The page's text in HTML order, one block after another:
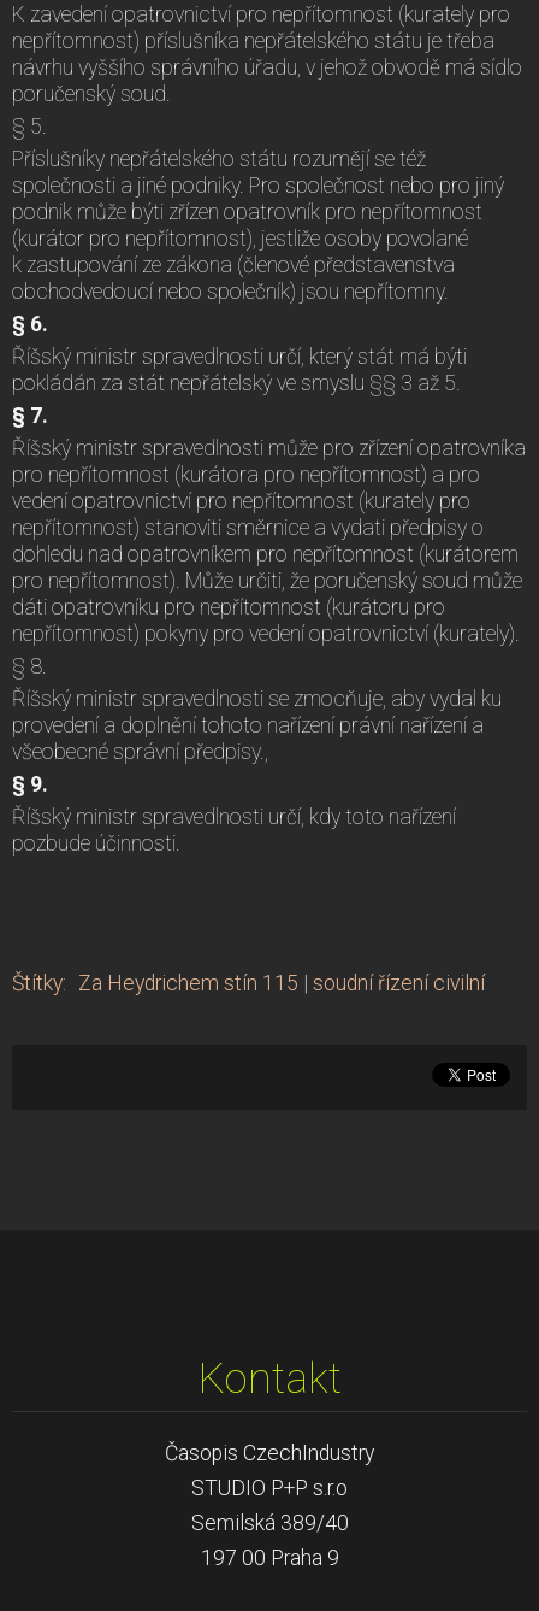
K zavedení opatrovnictví pro nepřítomnost (kurately pro
nepřítomnost) příslušníka nepřátelského státu je třeba
návrhu vyššího správního úřadu, v jehož obvodě má sídlo
poručenský soud.
§ 5.
Příslušníky nepřátelského státu rozumějí se též
společnosti a jiné podniky. Pro společnost nebo pro jiný
podnik může býti zřízen opatrovník pro nepřítomnost
(kurátor pro nepřítomnost), jestliže osoby povolané
k zastupování ze zákona (členové představenstva
obchodvedoucí nebo společník) jsou nepřítomny.
§ 6.
Říšský ministr spravedlnosti určí, který stát má býti
pokládán za stát nepřátelský ve smyslu §§ 3 až 5.
§ 7.
Říšský ministr spravedlnosti může pro zřízení opatrovníka
pro nepřítomnost (kurátora pro nepřítomnost) a pro
vedení opatrovnictví pro nepřítomnost (kurately pro
nepřítomnost) stanoviti směrnice a vydati předpisy o
dohledu nad opatrovníkem pro nepřítomnost (kurátorem
pro nepřítomnost). Může určiti, že poručenský soud může
dáti opatrovníku pro nepřítomnost (kurátoru pro
nepřítomnost) pokyny pro vedení opatrovnictví (kurately).
§ 8.
Říšský ministr spravedlnosti se zmocňuje, aby vydal ku
provedení a doplnění tohoto nařízení právní nařízení a
všeobecné správní předpisy.,
§ 9.
Říšský ministr spravedlnosti určí, kdy toto nařízení
pozbude účinnosti.
Štítky: Za Heydrichem stín 115 | soudní řízení civilní
Kontakt
Časopis CzechIndustry
STUDIO P+P s.r.o
Semilská 389/40
197 00 Praha 9